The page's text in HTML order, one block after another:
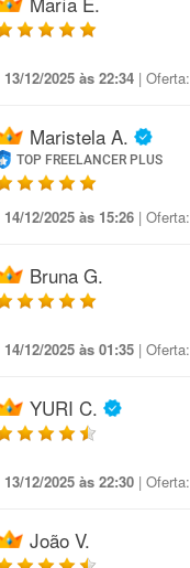
13/12/2025 às 22:34 | Oferta:
Maristela A.
TOP FREELANCER PLUS
14/12/2025 às 15:26 | Oferta:
Bruna G.
14/12/2025 às 01:35 | Oferta:
YURI C.
13/12/2025 às 22:30 | Oferta:
João V.